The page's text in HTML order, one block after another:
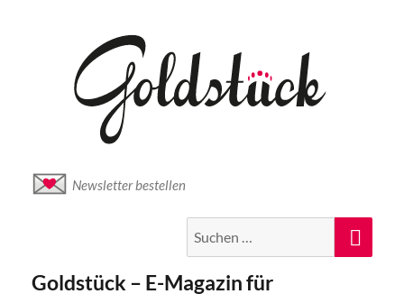
Newsletter bestellen
nach:
Goldstück – E-Magazin für